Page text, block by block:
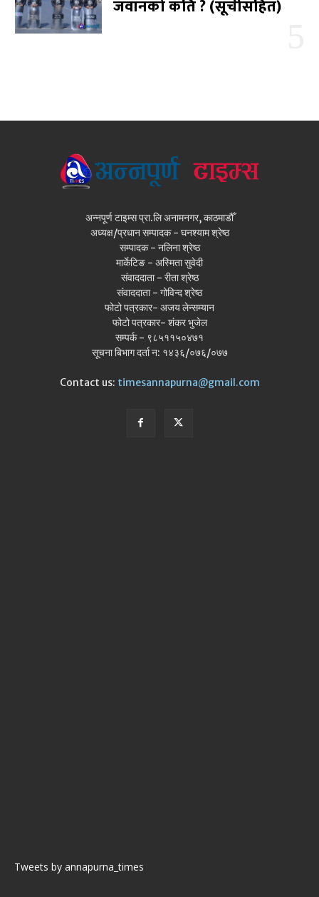
जवानको कति ? (सूचीसहित)
अन्नपूर्ण टाइम्स प्रा.लि अनामनगर, काठमाडौँ
अध्यक्ष/प्रधान सम्पादक - घनश्याम श्रेष्ठ
सम्पादक - नलिना श्रेष्ठ
मार्केटिङ - अस्मिता सुवेदी
संवाददाता - रीता श्रेष्ठ
संवाददाता - गोविन्द श्रेष्ठ
फोटो पत्रकार- अजय लेन्सम्यान
फोटो पत्रकार- शंकर भुजेल
सम्पर्क - ९८५११५०४७१
सूचना बिभाग दर्ता न: १४३६/०७६/०७७
Contact us: timesannapurna@gmail.com
Tweets by annapurna_times